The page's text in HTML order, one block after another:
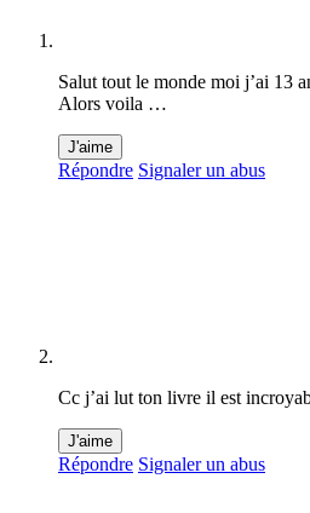
Salut tout le monde moi j’ai 13
Alors voila …
J'aime
Répondre Signaler un abus
Cc j’ai lut ton livre il est
J'aime
Répondre Signaler un abus